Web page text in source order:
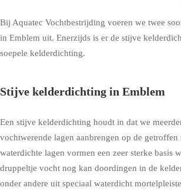
Bij Aquatec Vochtbestrijding voeren we twee
in Emblem uit. Enerzijds is er de stijve
soepele kelderdichting.
Stijve kelderdichting in Emblem
Een stijve kelderdichting houdt in dat we
vochtwerende lagen aanbrengen op de getroffen
waterdichte lagen vormen een zeer sterke basis
druppeltje vocht nog kan doordingen in de
onder andere uit speciaal waterdicht